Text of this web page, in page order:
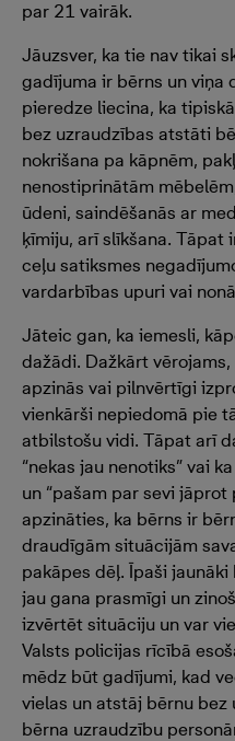
par 21 vairāk.
Jāuzsver, ka tie nav tikai
gadījuma ir bērns un viņa
pieredze liecina, ka
bez uzraudzības atstāti
nokrišana pa kāpnēm,
nenostiprinātām
ūdeni, saindēšanās ar
ķīmiju, arī slīkšana. Tāpat
ceļu satiksmes
vardarbības upuri vai
Jāteic gan, ka iemesli,
dažādi. Dažkārt
apzinās vai pilnvērtīgi
vienkārši nepiedomā pie
atbilstošu vidi. Tāpat arī
“nekas jau nenotiks” vai
un “pašam par sevi jāprot
apzināties, ka bērns ir
draudīgām situācijām
pakāpes dēļ. Īpaši
jau gana prasmīgi un
izvērtēt situāciju un var
Valsts policijas rīcībā
mēdz būt gadījumi, kad
vielas un atstāj bērnu
bērna uzraudzību